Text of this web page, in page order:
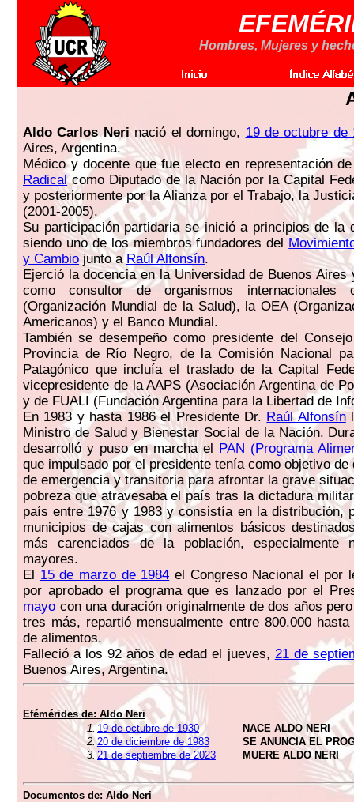
Hombres, Mujeres y
Aldo Carlos Neri nació el domingo, 19 de octubre de
Aires, Argentina.
Médico y docente que fue electo en representación
Radicalcomo Diputado de la Nación por la Capital
y posteriormente por la Alianza por el Trabajo, la
(2001-2005).
Su participación partidaria se inició a principios de la
siendo uno de los miembros fundadores del
y Cambio junto a Raúl Alfonsín.
Ejerció la docencia en la Universidad de Buenos Aires
como consultor de organismos
(Organización Mundial de la Salud), la OEA
Americanos) y el Banco Mundial.
También se desempeño como presidente del
Provincia de Río Negro, de la Comisión Nacional
Patagónico que incluía el traslado de la Capital
vicepresidente de la AAPS (Asociación Argentina de
y de FUALI (Fundación Argentina para la Libertad de
En 1983 y hasta 1986 el Presidente Dr. Raúl Alfonsín
Ministro de Salud y Bienestar Social de la Nación.
desarrolló y puso en marcha el PAN (Programa
que impulsado por el presidente tenía como objetivo de
de emergencia y transitoria para afrontar la grave
pobreza que atravesaba el país tras la dictadura
país entre 1976 y 1983 y consistía en la distribución,
municipios de cajas con alimentos básicos
más carenciados de la población, especialmente
mayores.
El 15 de marzo de 1984 el Congreso Nacional el por
por aprobado el programa que es lanzado por el
mayo con una duración originalmente de dos años
tres más, repartió mensualmente entre 800.000 hasta
de alimentos.
Falleció a los 92 años de edad el jueves, 21 de
Buenos Aires, Argentina.
Efémérides de: Aldo Neri
1. 19 de octubre de 1930
NACE ALDO NERI
2. 20 de diciembre de 1983
SE ANUNCIA EL
3. 21 de septiembre de 2023 MUERE ALDO NERI
Documentos de: Aldo Neri